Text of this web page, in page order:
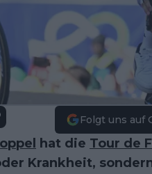
Folgt uns auf
hat die Tour de
Krankheit,